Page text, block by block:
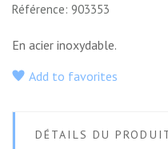
Référence: 903353
En acier inoxydable.
Add to favorites
DÉTAILS DU